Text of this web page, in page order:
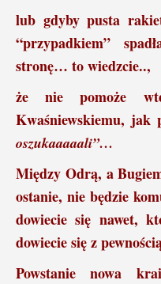
lub gdyby pusta
“przypadkiem”
stronę… to wiedzcie..,
że nie pomoże
Kwaśniewskiemu,
oszukaaaaali”…
Między Odrą, a
ostanie, nie będzie
dowiecie się nawet,
dowiecie się z
Powstanie nowa